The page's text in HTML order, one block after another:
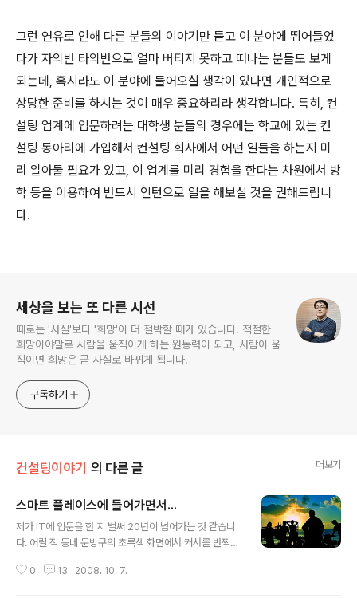
그런 연유로 인해 다른 분들의 이야기만 듣고 이 분야에 뛰어들었
다가 자의반 타의반으로 얼마 버티지 못하고 떠나는 분들도 보게
되는데, 혹시라도 이 분야에 들어오실 생각이 있다면 개인적으로
상당한 준비를 하시는 것이 매우 중요하리라 생각합니다. 특히, 컨
설팅 업계에 입문하려는 대학생 분들의 경우에는 학교에 있는 컨
설팅 동아리에 가입해서 컨설팅 회사에서 어떤 일들을 하는지 미
리 알아둘 필요가 있고, 이 업계를 미리 경험을 한다는 차원에서 방
학 등을 이용하여 반드시 인턴으로 일을 해보실 것을 권해드립니
다.
세상을 보는 또 다른 시선
때로는 '사실'보다 '희망'이 더 절박할 때가 있습니다. 적절한
희망이야말로 사람을 움직이게 하는 원동력이 되고, 사람이 움
직이면 희망은 곧 사실로 바뀌게 됩니다.
구독하기
컨설팅이야기 의 다른 글 더보기
스마트 플레이스에 들어가면서...
제가 IT에 입문을 한 지 벌써 20년이 넘어가는 것 같습니
다. 어릴 적 동네 문방구의 초록색 화면에서 커서를 반짝이
시작된 저의 컴퓨터 사랑이 결국 철부지 중학교 3학년 시
0 13 2008. 10. 7.